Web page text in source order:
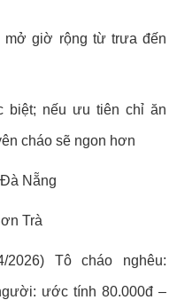
mở giờ rộng từ trưa đến
biệt; nếu ưu tiên chỉ ăn
cháo sẽ ngon hơn
Trà
Tô cháo nghêu:
ước tính 80.000đ –